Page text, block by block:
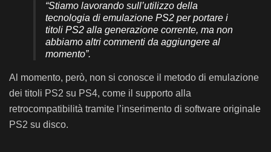
“Stiamo lavorando sull’utilizzo della
tecnologia di emulazione PS2 per portare i
titoli PS2 alla generazione corrente, ma non
abbiamo altri commenti da aggiungere al
momento”.
Al momento, però, non si conosce il metodo di emulazione
dei titoli PS2 su PS4, come il supporto alla
retrocompatibilità tramite l’inserimento di software originale
PS2 su disco.